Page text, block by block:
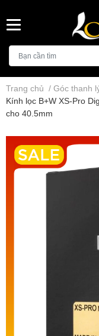
Trang chủ / Góc thanh
Kính lọc B+W XS-Pro
cho 40.5mm